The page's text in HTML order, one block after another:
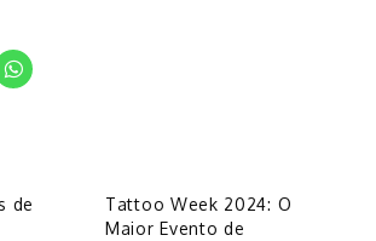
de
Tattoo Week 2024: O
Maior Evento de